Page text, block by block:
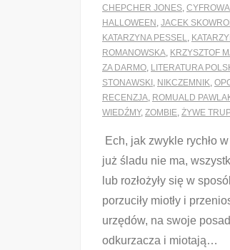
CHEPCHER JONES
HALLOWEEN JACEK
KATARZYNA PESSEL
ROMANOWSKA KRZYSZTOF
ZA DARMO LITERATURA
STONAWSKI NIKCZEMNIK
RECENZJA ROMUALD
WIEDŹMY, ZOMBIE ŻYWE
Ech, jak zwykle rychło
już śladu nie ma,
lub rozłożyły się w
porzuciły miotły i
urzędów, na swoje
odkurzacza i miotają…